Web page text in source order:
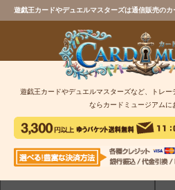
遊戯王カードやデュエルマスターズは通信販売のカ
遊戯王カードやデュエルマスターズなど、トレー
ならカードミュージアムに